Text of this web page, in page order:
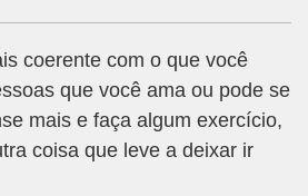
coerente com o que você
que você ama ou pode se
mais e faça algum exercício,
coisa que leve a deixar ir